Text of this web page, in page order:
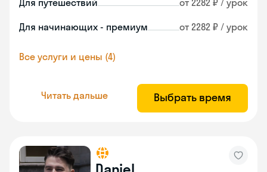
Для путешествий от 2282 ₽ / урок
Для начинающих - премиум от 2282 ₽ / урок
Все услуги и цены (4)
Читать дальше Выбрать время